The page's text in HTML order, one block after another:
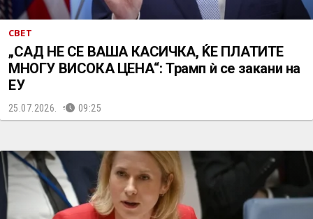
СВЕТ
„САД НЕ СЕ ВАША КАСИЧКА, ЌЕ ПЛАТИТЕ
МНОГУ ВИСОКА ЦЕНА“: Трамп ѝ се закани на
ЕУ
25.07.2026. 09:25